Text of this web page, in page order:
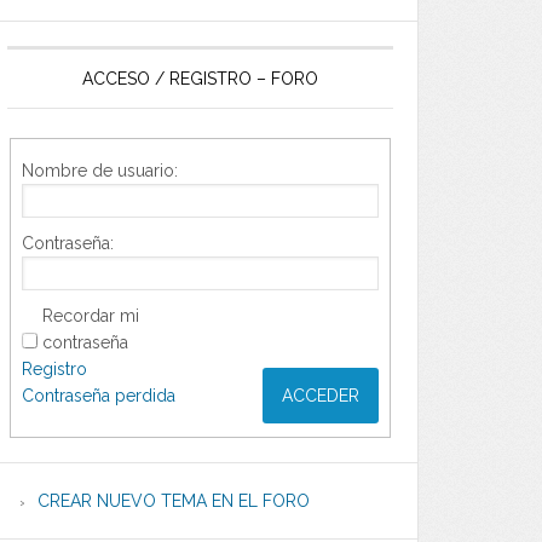
ACCESO / REGISTRO – FORO
Nombre de usuario:
Contraseña:
Recordar mi
contraseña
ACCEDER
Registro
Contraseña perdida
CREAR NUEVO TEMA EN EL FORO